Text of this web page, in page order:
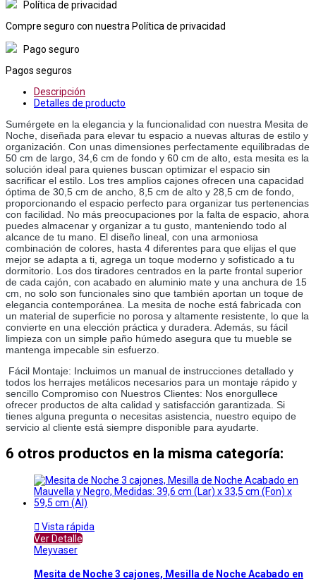
Política de privacidad
Compre seguro con nuestra Política de privacidad
Pago seguro
Pagos seguros
Descripción
Detalles de producto
Sumérgete en la elegancia y la funcionalidad con nuestra Mesita de
Noche, diseñada para elevar tu espacio a nuevas alturas de estilo y
organización. Con unas dimensiones perfectamente equilibradas de
50 cm de largo, 34,6 cm de fondo y 60 cm de alto, esta mesita es la
solución ideal para quienes buscan optimizar el espacio sin
sacrificar el estilo. Los tres amplios cajones ofrecen una capacidad
óptima de 30,5 cm de ancho, 8,5 cm de alto y 28,5 cm de fondo,
proporcionando el espacio perfecto para organizar tus pertenencias
con facilidad. No más preocupaciones por la falta de espacio, ahora
puedes almacenar y organizar a tu gusto, manteniendo todo al
alcance de tu mano. El diseño lineal, con una armoniosa
combinación de colores, hasta 4 diferentes para que elijas el que
mejor se adapta a ti, agrega un toque moderno y sofisticado a tu
dormitorio. Los dos tiradores centrados en la parte frontal superior
de cada cajón, con acabado en aluminio mate y una anchura de 15
cm, no solo son funcionales sino que también aportan un toque de
elegancia contemporánea. La mesita de noche está fabricada con
un material de superficie no porosa y altamente resistente, lo que la
convierte en una elección práctica y duradera. Además, su fácil
limpieza con un simple paño húmedo asegura que tu mueble se
mantenga impecable sin esfuerzo.
todos los herrajes metálicos necesarios para un montaje rápido y
sencillo Compromiso con Nuestros Clientes: Nos enorgullece
ofrecer productos de alta calidad y satisfacción garantizada. Si
tienes alguna pregunta o necesitas asistencia, nuestro equipo de
servicio al cliente está siempre disponible para ayudarte.
6 otros productos en la misma categoría:
 Vista rápida
Ver Detalle
Meyvaser
Mesita de Noche 3 cajones, Mesilla de Noche Acabado en